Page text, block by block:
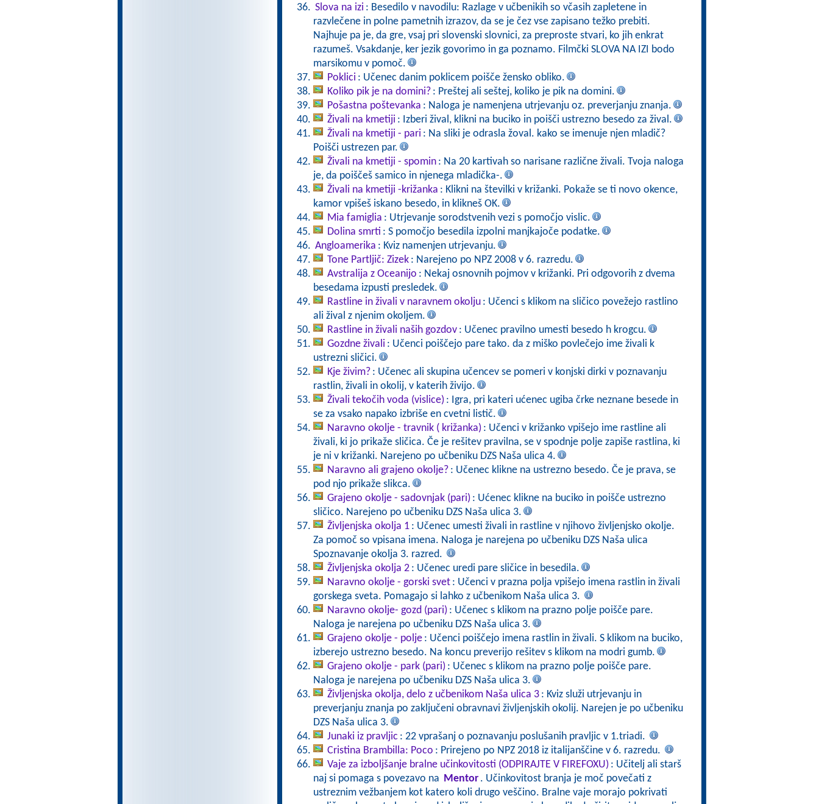
Slova na izi : Besedilo v navodilu: Razlage v učbenikih so včasih zapletene in
razvlečene in polne pametnih izrazov, da se je čez vse zapisano težko prebiti.
Najhuje pa je, da gre, vsaj pri slovenski slovnici, za preproste stvari, ko jih enkrat
razumeš. Vsakdanje, ker jezik govorimo in ga poznamo. Filmčki SLOVA NA IZI bodo
marsikomu v pomoč.
Poklici : Učenec danim poklicem poišče žensko obliko.
Koliko pik je na domini? : Preštej ali seštej, koliko je pik na domini.
Pošastna poštevanka : Naloga je namenjena utrjevanju oz. preverjanju znanja.
Živali na kmetiji : Izberi žival, klikni na buciko in poišči ustrezno besedo za žival.
Živali na kmetiji - pari : Na sliki je odrasla žoval. kako se imenuje njen mladič?
Poišči ustrezen par.
Živali na kmetiji - spomin : Na 20 kartivah so narisane različne živali. Tvoja naloga
je, da poiščeš samico in njenega mladička-.
Živali na kmetiji -križanka : Klikni na številki v križanki. Pokaže se ti novo okence,
kamor vpišeš iskano besedo, in klikneš OK.
Mia famiglia : Utrjevanje sorodstvenih vezi s pomočjo vislic.
Dolina smrti : S pomočjo besedila izpolni manjkajoče podatke.
Angloamerika : Kviz namenjen utrjevanju.
Tone Partljič: Zizek : Narejeno po NPZ 2008 v 6. razredu.
Avstralija z Oceanijo : Nekaj osnovnih pojmov v križanki. Pri odgovorih z dvema
besedama izpusti presledek.
Rastline in živali v naravnem okolju : Učenci s klikom na sličico povežejo rastlino
ali žival z njenim okoljem.
Rastline in živali naših gozdov : Učenec pravilno umesti besedo h krogcu.
Gozdne živali : Učenci poiščejo pare tako. da z miško povlečejo ime živali k
ustrezni sličici.
Kje živim? : Učenec ali skupina učencev se pomeri v konjski dirki v poznavanju
rastlin, živali in okolij, v katerih živijo.
Živali tekočih voda (vislice) : Igra, pri kateri ućenec ugiba črke neznane besede in
se za vsako napako izbriše en cvetni listič.
Naravno okolje - travnik ( križanka) : Učenci v križanko vpišejo ime rastline ali
živali, ki jo prikaže sličica. Če je rešitev pravilna, se v spodnje polje zapiše rastlina, ki
je ni v križanki. Narejeno po učbeniku DZS Naša ulica 4.
Naravno ali grajeno okolje? : Učenec klikne na ustrezno besedo. Če je prava, se
pod njo prikaže slikca.
Grajeno okolje - sadovnjak (pari) : Ućenec klikne na buciko in poišče ustrezno
sličico. Narejeno po učbeniku DZS Naša ulica 3.
Življenjska okolja 1 : Učenec umesti živali in rastline v njihovo življenjsko okolje.
Za pomoč so vpisana imena. Naloga je narejena po učbeniku DZS Naša ulica
Spoznavanje okolja 3. razred.
Življenjska okolja 2 : Učenec uredi pare sličice in besedila.
Naravno okolje - gorski svet : Učenci v prazna polja vpišejo imena rastlin in živali
gorskega sveta. Pomagajo si lahko z učbenikom Naša ulica 3.
Naravno okolje- gozd (pari) : Učenec s klikom na prazno polje poišče pare.
Naloga je narejena po učbeniku DZS Naša ulica 3.
Grajeno okolje - polje : Učenci poiščejo imena rastlin in živali. S klikom na buciko,
izberejo ustrezno besedo. Na koncu preverijo rešitev s klikom na modri gumb.
Grajeno okolje - park (pari) : Učenec s klikom na prazno polje poišče pare.
Naloga je narejena po učbeniku DZS Naša ulica 3.
Življenjska okolja, delo z učbenikom Naša ulica 3 : Kviz služi utrjevanju in
preverjanju znanja po zaključeni obravnavi življenjskih okolij. Narejen je po učbeniku
DZS Naša ulica 3.
Junaki iz pravljic : 22 vprašanj o poznavanju poslušanih pravljic v 1.triadi.
Cristina Brambilla: Poco : Prirejeno po NPZ 2018 iz italijanščine v 6. razredu.
Vaje za izboljšanje bralne učinkovitosti (ODPIRAJTE V FIREFOXU) : Učitelj ali starš
naj si pomaga s povezavo na Mentor . Učinkovitost branja je moč povečati z
ustreznim vežbanjem kot katero koli drugo veščino. Bralne vaje morajo pokrivati